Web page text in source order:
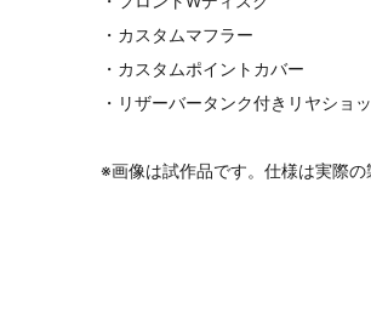
・カスタムマフラー
・カスタムポイントカバー
・リザーバータンク付きリヤショ
※画像は試作品です。仕様は実際の